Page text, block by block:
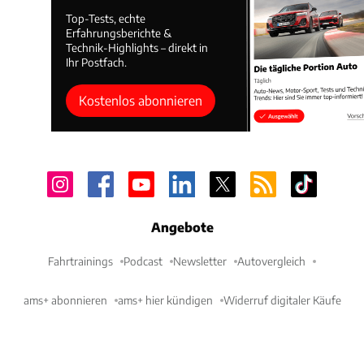
Top-Tests, echte
Erfahrungsberichte &
Technik-Highlights – direkt in
Ihr Postfach.
Kostenlos abonnieren
Angebote
Fahrtrainings Podcast Newsletter Autovergleich
ams+ abonnieren ams+ hier kündigen Widerruf digitaler Käufe